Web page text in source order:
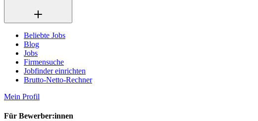
Beliebte Jobs
Blog
Jobs
Firmensuche
Jobfinder einrichten
Brutto-Netto-Rechner
Mein Profil
Für Bewerber:innen